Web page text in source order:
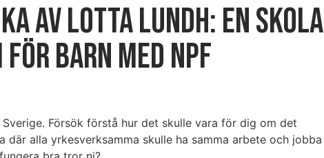
av Lotta Lundh: En skola
barn med NPF
Försök förstå hur det skulle vara för dig om det
där alla yrkesverksamma skulle ha samma arbete och jobba